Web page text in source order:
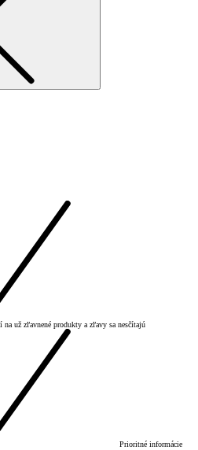
na už zľavnené produkty a zľavy sa nesčítajú
Prioritné informácie